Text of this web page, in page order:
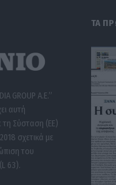
GROUP A.E.”
αυτή
Σύσταση (ΕΕ)
σχετικά με
του
63).
ΤΑ